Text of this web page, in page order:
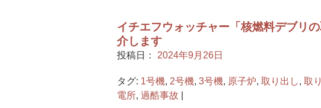
イチエフウォッチャー「核燃料デブリ
介します
投稿日： 2024年9月26日
タグ: 1号機, 2号機, 3号機, 原子炉, 取り出し, 取
電所, 過酷事故